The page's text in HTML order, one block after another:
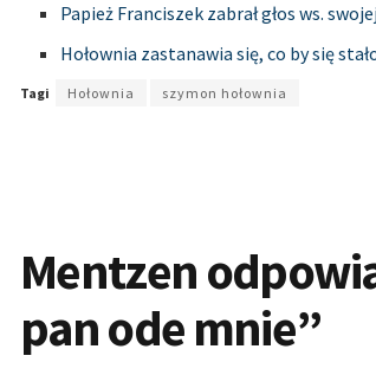
Papież Franciszek zabrał głos ws.
Hołownia zastanawia się, co by się
Tagi Hołownia szymon hołownia
Mentzen
pan ode mnie”